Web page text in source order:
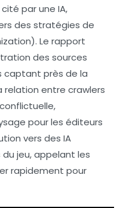
par une IA,
des stratégies de
Le rapport
des sources
captant près de la
relation entre crawlers
pour les éditeurs
vers des IA
jeu, appelant les
rapidement pour